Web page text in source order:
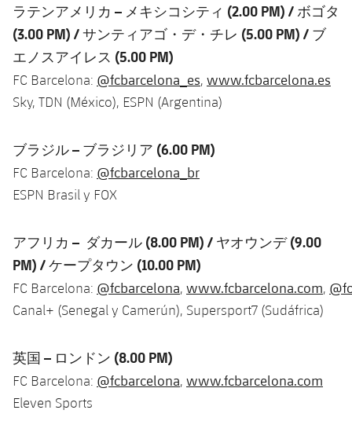
ラテンアメリカ – メキシコシティ (2.00 PM) / ボゴタ
(3.00 PM) / サンティアゴ・デ・チレ (5.00 PM) / ブ
エノスアイレス (5.00 PM)
FC Barcelona: @fcbarcelona_es, www.fcbarcelona.es
Sky, TDN (México), ESPN (Argentina)
ブラジル – ブラジリア (6.00 PM)
FC Barcelona: @fcbarcelona_br
ESPN Brasil y FOX
アフリカ – ダカール (8.00 PM) / ヤオウンデ (9.00
PM) / ケープタウン (10.00 PM)
FC Barcelona: @fcbarcelona, www.fcbarcelona.com,
Canal+ (Senegal y Camerún), Supersport7 (Sudáfrica)
英国 – ロンドン (8.00 PM)
FC Barcelona: @fcbarcelona, www.fcbarcelona.com
Eleven Sports